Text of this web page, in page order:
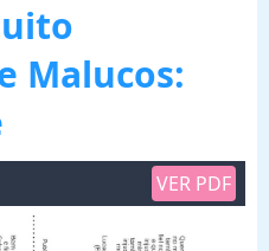
Malucos:
VER PDF